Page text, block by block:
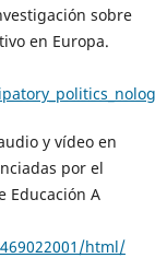
sobre
en Europa.
y vídeo en
por el
Educación A
html/